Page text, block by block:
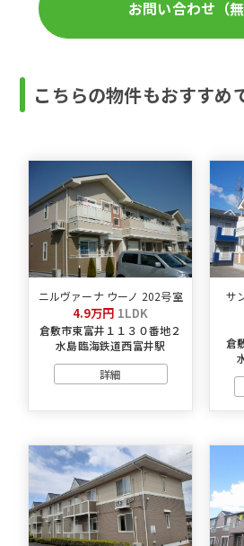
お問い合わせ（無
こちらの物件もおすすめ
ニルヴァーナ ウーノ 202号室
4.9万円 1LDK
倉敷市東富井１１３０番地２
水島臨海鉄道西富井駅
詳細
サ
倉